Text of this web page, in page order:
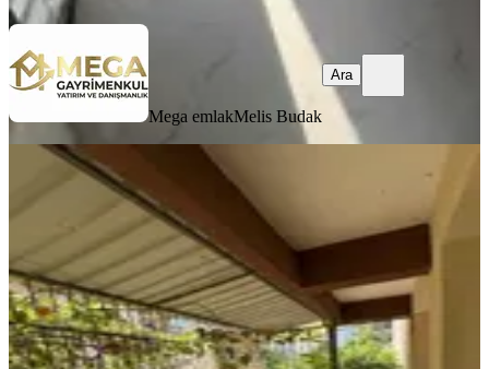
Mega emlakMelis Budak
Ara
YENİ
Fatih Mah.satılık Bahçe Dubleks
Bergama, Fatih Mahallesi
2+2 ·145 m²· Bahçe katı·
2.850.000 ₺